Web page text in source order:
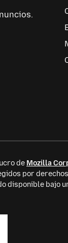
de Mozilla
por
disponible bajo